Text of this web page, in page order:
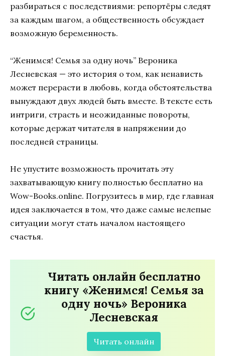
разбираться с последствиями: репортёры следят
за каждым шагом, а общественность обсуждает
возможную беременность.
“Женимся! Семья за одну ночь” Вероника
Лесневская — это история о том, как ненависть
может перерасти в любовь, когда обстоятельства
вынуждают двух людей быть вместе. В тексте есть
интриги, страсть и неожиданные повороты,
которые держат читателя в напряжении до
последней страницы.
Не упустите возможность прочитать эту
захватывающую книгу полностью бесплатно на
Wow-Books.online. Погрузитесь в мир, где главная
идея заключается в том, что даже самые нелепые
ситуации могут стать началом настоящего
счастья.
Читать онлайн бесплатно
книгу «Женимся! Семья за
одну ночь» Вероника
Лесневская
Читать онлайн